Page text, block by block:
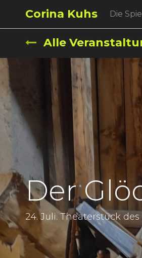
Corina Kuhs Die
Alle
Der
24. Juli. Theaterstück